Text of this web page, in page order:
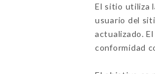
El sitio utiliza
usuario del
actualizado.
conformidad